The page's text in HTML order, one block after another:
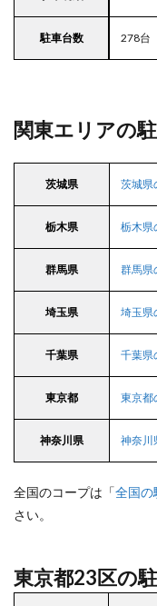
駐車台数 278台
関東エリアの
茨城県 茨城県
栃木県 栃木県
群馬県 群馬県
埼玉県 埼玉県
千葉県 千葉県
東京都 東京都
神奈川県 神奈川
全国のコープは「全国の
さい。
東京都23区の